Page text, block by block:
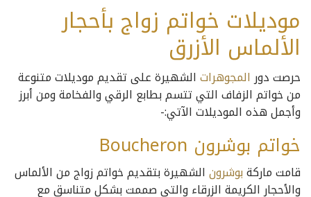
موديلات خواتم زواج بأحجار
الألماس الأزرق
حرصت دور المجوهراتالشهيرة على تقديم موديلات متنوعة
من خواتم الزفاف التي تتسم بطابع الرقي والفخامة ومن أبرز
وأجمل هذه الموديلات الآتي:-
خواتم بوشرون Boucheron
قامت ماركةبوشرونالشهيرة بتقديم خواتم زواج من الألماس
والأحجار الكريمة الزرقاء والتي صممت بشكل متناسق مع